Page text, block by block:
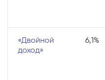
«Двойной
доход»
6,1%